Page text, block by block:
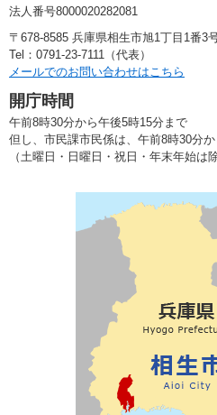
法人番号8000020282081
〒678-8585 兵庫県相生市旭1丁目1番3
Tel：0791-23-7111（代表）
メールでのお問い合わせはこちら
開庁時間
午前8時30分から午後5時15分まで
但し、市民課市民係は、午前8時30分
（土曜日・日曜日・祝日・年末年始は除